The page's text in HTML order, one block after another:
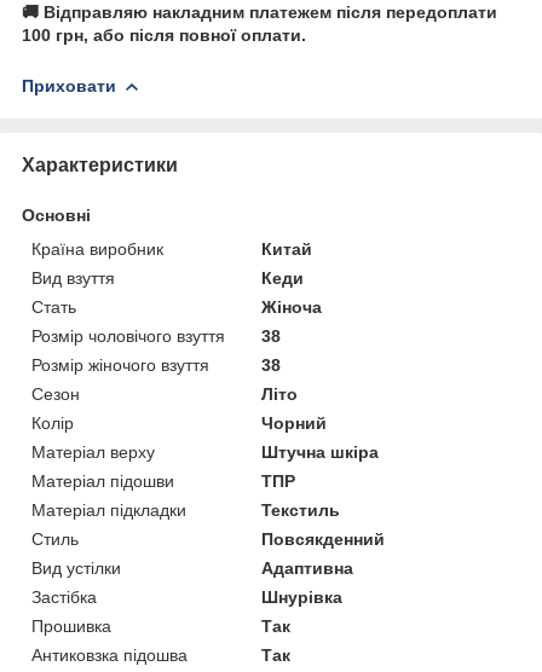
🚚 Відправляю накладним платежем після передоплати
100 грн, або після повної оплати.
Приховати
Характеристики
Основні
Країна виробник
Китай
Вид взуття
Кеди
Стать
Жіноча
Розмір чоловічого взуття
38
Розмір жіночого взуття
38
Сезон
Літо
Колір
Чорний
Матеріал верху
Штучна шкіра
Матеріал підошви
ТПР
Матеріал підкладки
Текстиль
Стиль
Повсякденний
Вид устілки
Адаптивна
Застібка
Шнурівка
Прошивка
Так
Антиковзка підошва
Так